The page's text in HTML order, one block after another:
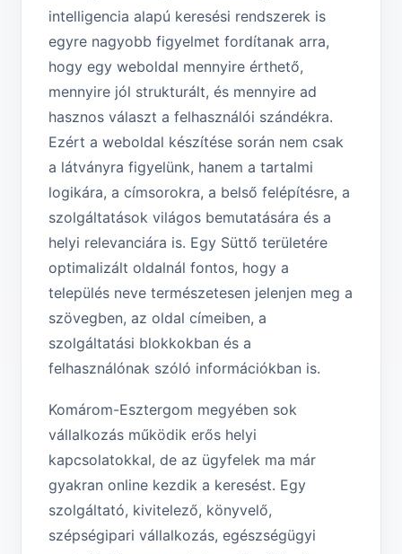
intelligencia alapú keresési rendszerek is
egyre nagyobb figyelmet fordítanak arra,
hogy egy weboldal mennyire érthető,
mennyire jól strukturált, és mennyire ad
hasznos választ a felhasználói szándékra.
Ezért a weboldal készítése során nem csak
a látványra figyelünk, hanem a tartalmi
logikára, a címsorokra, a belső felépítésre, a
szolgáltatások világos bemutatására és a
helyi relevanciára is. Egy Süttő területére
optimalizált oldalnál fontos, hogy a
település neve természetesen jelenjen meg a
szövegben, az oldal címeiben, a
szolgáltatási blokkokban és a
felhasználónak szóló információkban is.
Komárom-Esztergom megyében sok
vállalkozás működik erős helyi
kapcsolatokkal, de az ügyfelek ma már
gyakran online kezdik a keresést. Egy
szolgáltató, kivitelező, könyvelő,
szépségipari vállalkozás, egészségügyi